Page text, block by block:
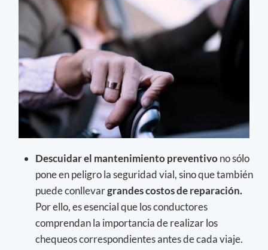
Descuidar el mantenimiento preventivono sólo
pone en peligro la seguridad vial, sino que también
puede conllevargrandes costos de reparación.
Por ello, es esencial que los conductores
comprendan la importancia de realizar los
chequeos correspondientes antes de cada viaje.